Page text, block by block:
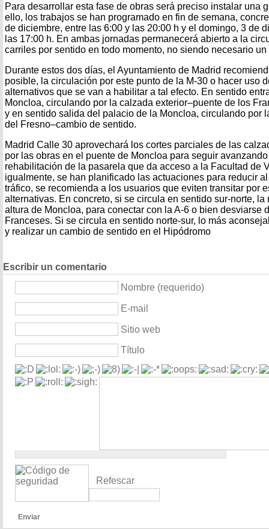
Para desarrollar esta fase de obras será preciso instalar una
ello, los trabajos se han programado en fin de semana,
de diciembre, entre las 6:00 y las 20:00 h y el domingo, 3 de
las 17:00 h. En ambas jornadas permanecerá abierto a la
carriles por sentido en todo momento, no siendo necesario
Durante estos dos días, el Ayuntamiento de Madrid
posible, la circulación por este punto de la M-30 o hacer uso
alternativos que se van a habilitar a tal efecto. En sentido
Moncloa, circulando por la calzada exterior–puente de los
y en sentido salida del palacio de la Moncloa, circulando por
del Fresno–cambio de sentido.
Madrid Calle 30 aprovechará los cortes parciales de las
por las obras en el puente de Moncloa para seguir
rehabilitación de la pasarela que da acceso a la Facultad de
igualmente, se han planificado las actuaciones para reducir
tráfico, se recomienda a los usuarios que eviten transitar por
alternativas. En concreto, si se circula en sentido sur-norte,
altura de Moncloa, para conectar con la A-6 o bien desviarse
Franceses. Si se circula en sentido norte-sur, lo más
y realizar un cambio de sentido en el Hipódromo
Escribir un comentario
Nombre (requerido)
E-mail
Sitio web
Título
Refescar
Enviar